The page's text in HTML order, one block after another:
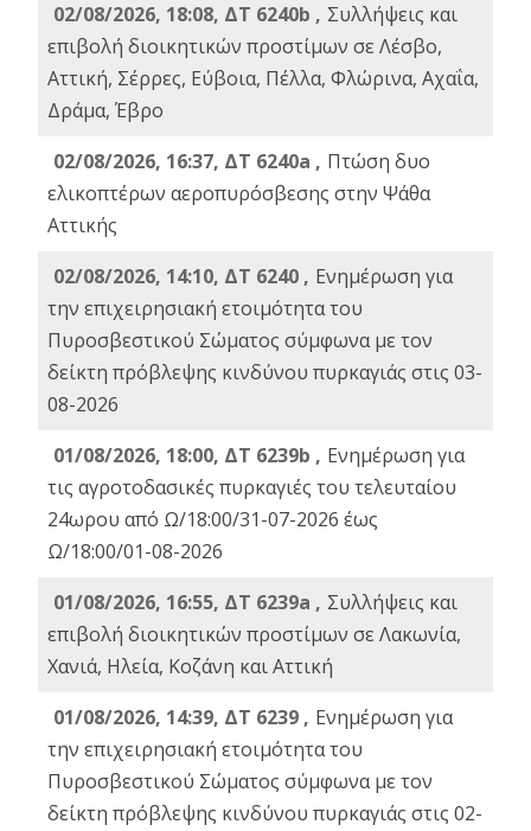
02/08/2026, 18:08, ΔΤ 6240b , Συλλήψεις και
επιβολή διοικητικών προστίμων σε Λέσβο,
Αττική, Σέρρες, Εύβοια, Πέλλα, Φλώρινα, Αχαΐα,
Δράμα, Έβρο
02/08/2026, 16:37, ΔΤ 6240a , Πτώση δυο
ελικοπτέρων αεροπυρόσβεσης στην Ψάθα
Αττικής
02/08/2026, 14:10, ΔΤ 6240 , Ενημέρωση για
την επιχειρησιακή ετοιμότητα του
Πυροσβεστικού Σώματος σύμφωνα με τον
δείκτη πρόβλεψης κινδύνου πυρκαγιάς στις 03-
08-2026
01/08/2026, 18:00, ΔΤ 6239b , Ενημέρωση για
τις αγροτοδασικές πυρκαγιές του τελευταίου
24ωρου από Ω/18:00/31-07-2026 έως
Ω/18:00/01-08-2026
01/08/2026, 16:55, ΔΤ 6239a , Συλλήψεις και
επιβολή διοικητικών προστίμων σε Λακωνία,
Χανιά, Ηλεία, Κοζάνη και Αττική
01/08/2026, 14:39, ΔΤ 6239 , Ενημέρωση για
την επιχειρησιακή ετοιμότητα του
Πυροσβεστικού Σώματος σύμφωνα με τον
δείκτη πρόβλεψης κινδύνου πυρκαγιάς στις 02-